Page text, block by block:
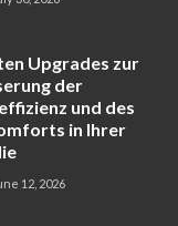
Upgrades zur
der
und des
in Ihrer
12, 2026